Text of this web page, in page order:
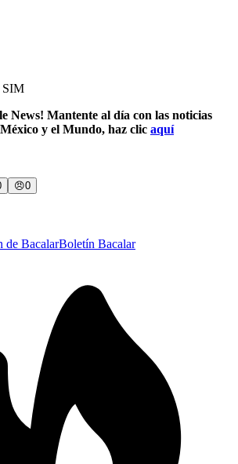
SIM
News! Mantente al día con las noticias
y el Mundo, haz clic aquí
😠0
de BacalarBoletín Bacalar